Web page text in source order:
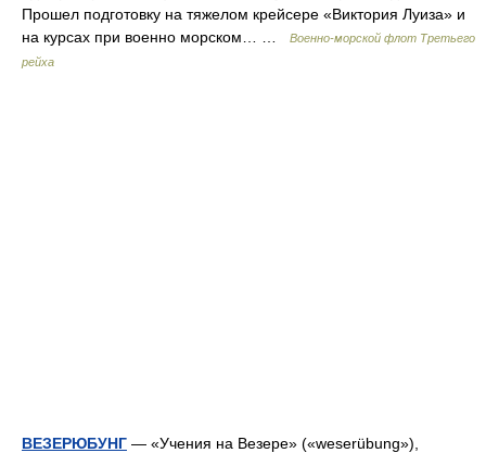
Прошел подготовку на тяжелом крейсере «Виктория Луиза» и
на курсах при военно морском… …
Военно-морской флот Третьего
рейха
ВЕЗЕРЮБУНГ — «Учения на Везере» («weserübung»),